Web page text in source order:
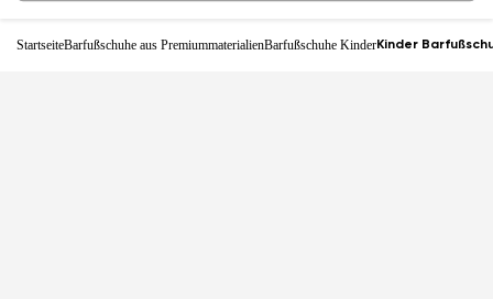
StartseiteBarfußschuhe aus PremiummaterialienBarfußschuhe KinderKinder